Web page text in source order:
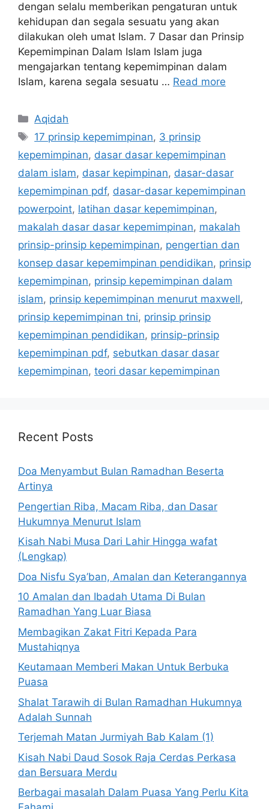
dengan selalu memberikan pengaturan untuk
kehidupan dan segala sesuatu yang akan
dilakukan oleh umat Islam. 7 Dasar dan Prinsip
Kepemimpinan Dalam Islam Islam juga
mengajarkan tentang kepemimpinan dalam
Islam, karena segala sesuatu … Read more
Categories
Aqidah
Tags
17 prinsip kepemimpinan, 3 prinsip
kepemimpinan, dasar dasar kepemimpinan
dalam islam, dasar kepimpinan, dasar-dasar
kepemimpinan pdf, dasar-dasar kepemimpinan
powerpoint, latihan dasar kepemimpinan,
makalah dasar dasar kepemimpinan, makalah
prinsip-prinsip kepemimpinan, pengertian dan
konsep dasar kepemimpinan pendidikan, prinsip
kepemimpinan, prinsip kepemimpinan dalam
islam, prinsip kepemimpinan menurut maxwell,
prinsip kepemimpinan tni, prinsip prinsip
kepemimpinan pendidikan, prinsip-prinsip
kepemimpinan pdf, sebutkan dasar dasar
kepemimpinan, teori dasar kepemimpinan
Recent Posts
Doa Menyambut Bulan Ramadhan Beserta
Artinya
Pengertian Riba, Macam Riba, dan Dasar
Hukumnya Menurut Islam
Kisah Nabi Musa Dari Lahir Hingga wafat
(Lengkap)
Doa Nisfu Sya’ban, Amalan dan Keterangannya
10 Amalan dan Ibadah Utama Di Bulan
Ramadhan Yang Luar Biasa
Membagikan Zakat Fitri Kepada Para
Mustahiqnya
Keutamaan Memberi Makan Untuk Berbuka
Puasa
Shalat Tarawih di Bulan Ramadhan Hukumnya
Adalah Sunnah
Terjemah Matan Jurmiyah Bab Kalam (1)
Kisah Nabi Daud Sosok Raja Cerdas Perkasa
dan Bersuara Merdu
Berbagai masalah Dalam Puasa Yang Perlu Kita